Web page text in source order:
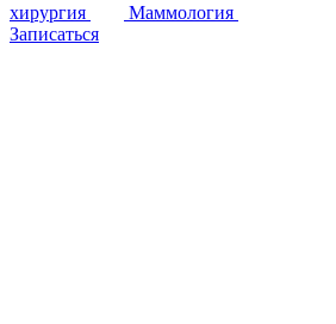
хирургия
Маммология
Записаться